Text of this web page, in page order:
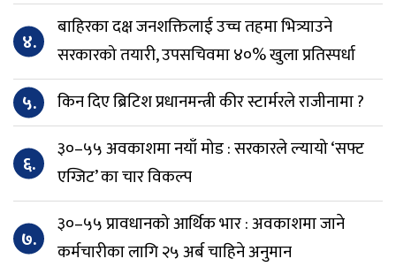
४.
बाहिरका दक्ष जनशक्तिलाई उच्च तहमा भित्र्याउने
सरकारको तयारी, उपसचिवमा ४०% खुला प्रतिस्पर्धा
५. किन दिए ब्रिटिश प्रधानमन्त्री कीर स्टार्मरले राजीनामा ?
६.
३०–५५ अवकाशमा नयाँ मोड : सरकारले ल्यायो ‘सफ्ट
एग्जिट’ का चार विकल्प
७.
३०–५५ प्रावधानको आर्थिक भार : अवकाशमा जाने
कर्मचारीका लागि २५ अर्ब चाहिने अनुमान